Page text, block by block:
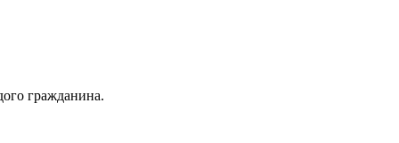
гражданина.